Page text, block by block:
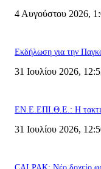
4 Αυγούστου 2026,
Εκδήλωση για την
31 Ιουλίου 2026,
ΕΝ.Ε.ΕΠΙ.Θ.Ε.: Η
31 Ιουλίου 2026,